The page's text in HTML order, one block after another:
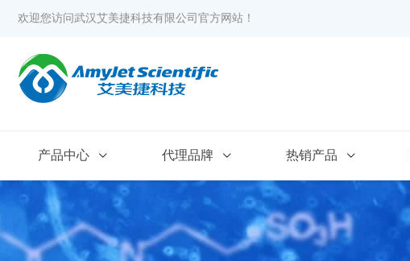
欢迎您访问武汉艾美捷科技有限公司官方网站！
产品中心 代理品牌 热销产品